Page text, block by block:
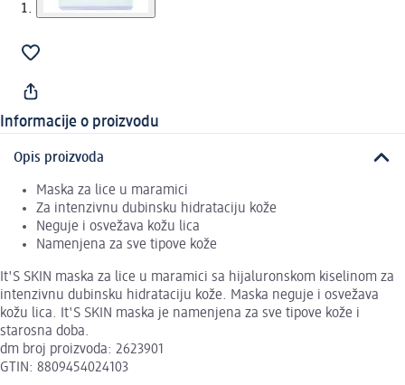
Informacije o proizvodu
Opis proizvoda
Maska za lice u maramici
Za intenzivnu dubinsku hidrataciju kože
Neguje i osvežava kožu lica
Namenjena za sve tipove kože
It'S SKIN maska za lice u maramici sa hijaluronskom kiselinom za
intenzivnu dubinsku hidrataciju kože. Maska neguje i osvežava
kožu lica. It'S SKIN maska je namenjena za sve tipove kože i
starosna doba.
dm broj proizvoda: 2623901
GTIN: 8809454024103